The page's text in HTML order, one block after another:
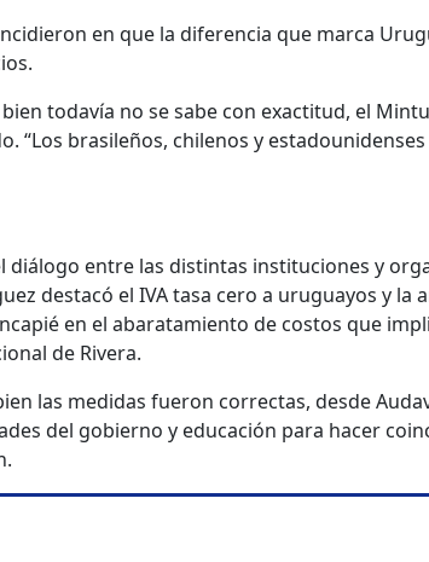
en que la diferencia que marca
todavía no se sabe con exactitud, el
“Los brasileños, chilenos y
entre las distintas instituciones y
destacó el IVA tasa cero a uruguayos y la
en el abaratamiento de costos que
de Rivera.
las medidas fueron correctas, desde
del gobierno y educación para hacer